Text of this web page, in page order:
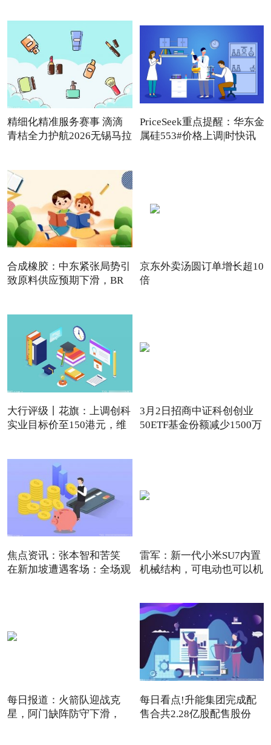
精细化精准服务赛事 滴滴
青桔全力护航2026无锡马拉
PriceSeek重点提醒：华东金
属硅553#价格上调|时快讯
合成橡胶：中东紧张局势引
致原料供应预期下滑，BR
京东外卖汤圆订单增长超10
倍
大行评级丨花旗：上调创科
实业目标价至150港元，维
3月2日招商中证科创创业
50ETF基金份额减少1500万
焦点资讯：张本智和苦笑
在新加坡遭遇客场：全场观
雷军：新一代小米SU7内置
机械结构，可电动也可以机
每日报道：火箭队迎战克
星，阿门缺阵防守下滑，
每日看点!升能集团完成配
售合共2.28亿股配售股份